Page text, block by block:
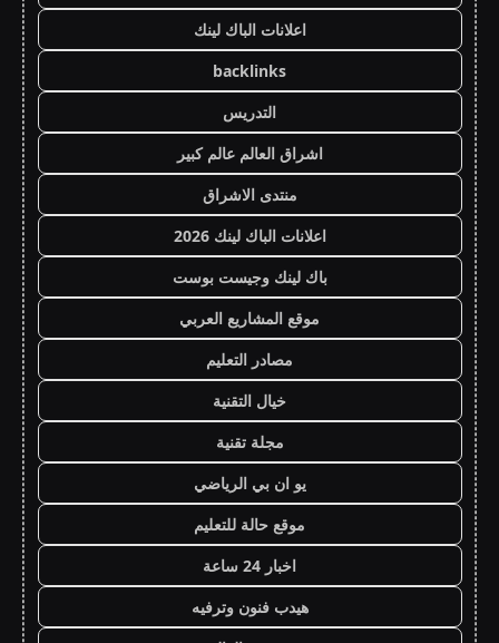
اعلانات الباك لينك
backlinks
التدريس
اشراق العالم عالم كبير
منتدى الاشراق
اعلانات الباك لينك 2026
باك لينك وجيست بوست
موقع المشاريع العربي
مصادر التعليم
خيال التقنية
مجلة تقنية
يو ان بي الرياضي
موقع حالة للتعليم
اخبار 24 ساعة
هيدب فنون وترفيه